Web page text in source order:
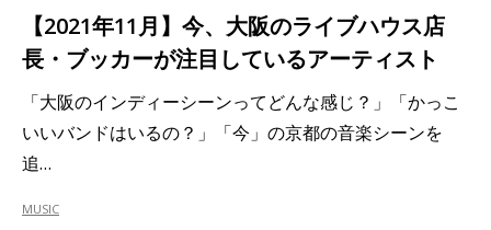
【2021年11月】今、大阪のライブハウス店
長・ブッカーが注目しているアーティスト
「大阪のインディーシーンってどんな感じ？」「かっこ
いいバンドはいるの？」「今」の京都の音楽シーンを
追…
MUSIC